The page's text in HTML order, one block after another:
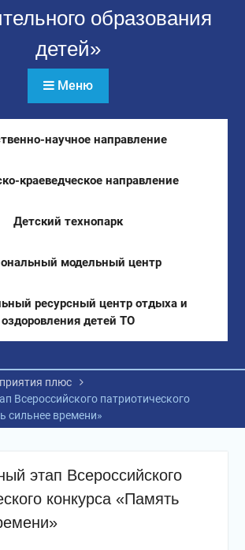
образования
детей»
Меню
научное направление
краеведческое направление
Детский технопарк
модельный центр
ресурсный центр отдыха и
оздоровления детей ТО
плюс
Всероссийского патриотического
сильнее времени»
этап Всероссийского
конкурса «Память